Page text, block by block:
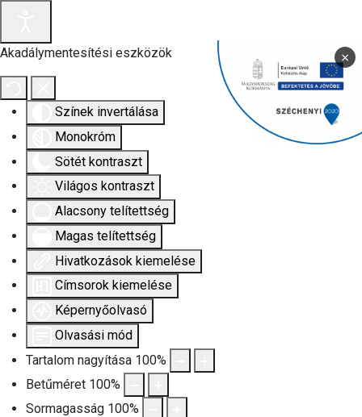
Akadálymentesítési eszközök
Színek invertálása
Monokróm
Sötét kontraszt
Világos kontraszt
Alacsony telítettség
Magas telítettség
Hivatkozások kiemelése
Címsorok kiemelése
Képernyőolvasó
Olvasási mód
Tartalom nagyítása 100%
Betűméret 100%
Sormagasság 100%
×